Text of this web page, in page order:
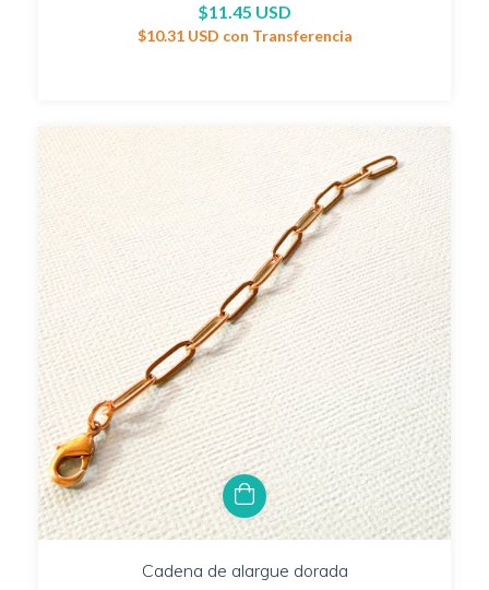
$11.45 USD
$10.31 USD con Transferencia
Cadena de alargue dorada